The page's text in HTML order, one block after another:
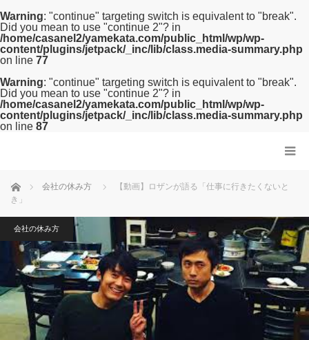
Warning: "continue" targeting switch is equivalent to "break".
Did you mean to use "continue 2"? in
/home/casanel2/yamekata.com/public_html/wp/wp-
content/plugins/jetpack/_inc/lib/class.media-summary.php
on line 77
Warning: "continue" targeting switch is equivalent to "break".
Did you mean to use "continue 2"? in
/home/casanel2/yamekata.com/public_html/wp/wp-
content/plugins/jetpack/_inc/lib/class.media-summary.php
on line 87
ホーム 会社の休み方
【動画】ロザンが語る「仕事に行きたくないと
き」
会社の休み方